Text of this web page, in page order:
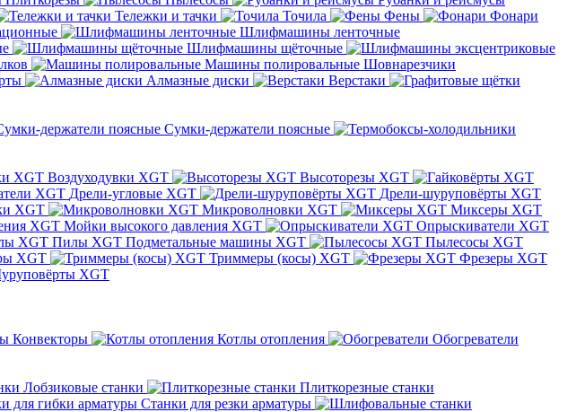
Тележки и тачки Точила Фены
Фонари
Шлифмашины ленточные
Шлифмашины щёточные
Машины полировальные Шовнарезчики
Алмазные диски
Верстаки
Сумки-держатели поясные
Воздуходувки XGT
Высоторезы XGT
XGT Дрели-угловые XGT
Дрели-шуруповёрты XGT
XGT Микроволновки XGT
Миксеры XGT
Мойки высокого давления XGT
Опрыскиватели XGT
Пилы XGT Подметальные машины XGT
Пылесосы XGT
XGT Триммеры (косы) XGT
Фрезеры XGT
XGT
Конвекторы Котлы отопления
Обогреватели
Лобзиковые станки
Плиткорезные станки
для гибки арматуры Станки для резки арматуры